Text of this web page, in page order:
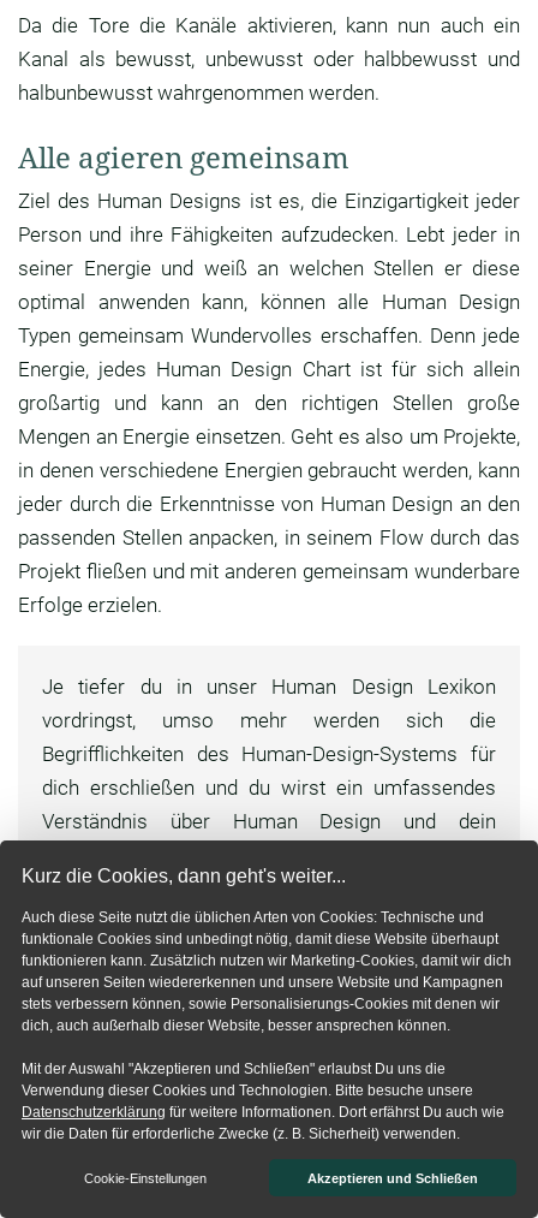
Kurz die Cookies, dann geht's weiter...
Auch diese Seite nutzt die üblichen Arten von Cookies: Technische und
funktionale Cookies sind unbedingt nötig, damit diese Website überhaupt
funktionieren kann. Zusätzlich nutzen wir Marketing-Cookies, damit wir dich
auf unseren Seiten wiedererkennen und unsere Website und Kampagnen
stets verbessern können, sowie Personalisierungs-Cookies mit denen wir
dich, auch außerhalb dieser Website, besser ansprechen können.
Mit der Auswahl "Akzeptieren und Schließen" erlaubst Du uns die
Verwendung dieser Cookies und Technologien. Bitte besuche unsere
Datenschutzerklärung für weitere Informationen. Dort erfährst Du auch wie
wir die Daten für erforderliche Zwecke (z. B. Sicherheit) verwenden.
Cookie-Einstellungen Akzeptieren und Schließen
Da die Tore die Kanäle aktivieren, kann nun auch ein
Kanal als bewusst, unbewusst oder halbbewusst und
halbunbewusst wahrgenommen werden.
Alle agieren gemeinsam
Ziel des Human Designs ist es, die Einzigartigkeit jeder
Person und ihre Fähigkeiten aufzudecken. Lebt jeder in
seiner Energie und weiß an welchen Stellen er diese
optimal anwenden kann, können alle Human Design
Typen gemeinsam Wundervolles erschaffen. Denn jede
Energie, jedes Human Design Chart ist für sich allein
großartig und kann an den richtigen Stellen große
Mengen an Energie einsetzen. Geht es also um Projekte,
in denen verschiedene Energien gebraucht werden, kann
jeder durch die Erkenntnisse von Human Design an den
passenden Stellen anpacken, in seinem Flow durch das
Projekt fließen und mit anderen gemeinsam wunderbare
Erfolge erzielen.
Je tiefer du in unser Human Design Lexikon
vordringst, umso mehr werden sich die
Begrifflichkeiten des Human-Design-Systems für
dich erschließen und du wirst ein umfassendes
Verständnis über Human Design und dein
„Der Weg ist das Ziel“ – also starte doch mit
deinem eigenenHuman-Design-Chart.
Jetzt dein Chart berechnen